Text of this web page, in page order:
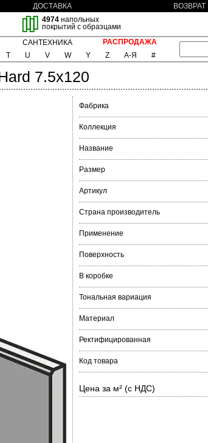
ДОСТАВКА ВОЗВРАТ
4974напольных
покрытий с образцами
САНТЕХНИКА
РАСПРОДАЖА
T U V W Y Z А-Я #
7.5x120
Фабрика
Коллекция
Название
Размер
Артикул
Страна производитель
Применение
Поверхность
В коробке
Тональная вариация
Материал
Ректифицированная
Код товара
Цена за м² (с НДС)